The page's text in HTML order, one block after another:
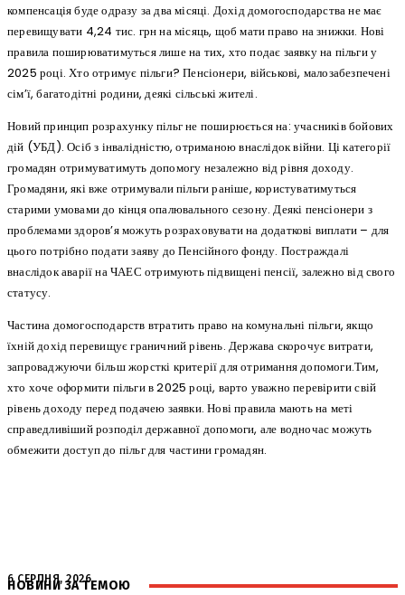
компенсація буде одразу за два місяці. Дохід домогосподарства не має
перевищувати 4,24 тис. грн на місяць, щоб мати право на знижки. Нові
правила поширюватимуться лише на тих, хто подає заявку на пільги у
2025 році. Хто отримує пільги? Пенсіонери, військові, малозабезпечені
сім’ї, багатодітні родини, деякі сільські жителі.
Новий принцип розрахунку пільг не поширюється на: учасників бойових
дій (УБД). Осіб з інвалідністю, отриманою внаслідок війни. Ці категорії
громадян отримуватимуть допомогу незалежно від рівня доходу.
Громадяни, які вже отримували пільги раніше, користуватимуться
старими умовами до кінця опалювального сезону. Деякі пенсіонери з
проблемами здоров’я можуть розраховувати на додаткові виплати – для
цього потрібно подати заяву до Пенсійного фонду. Постраждалі
внаслідок аварії на ЧАЕС отримують підвищені пенсії, залежно від свого
статусу.
Частина домогосподарств втратить право на комунальні пільги, якщо
їхній дохід перевищує граничний рівень. Держава скорочує витрати,
запроваджуючи більш жорсткі критерії для отримання допомоги.Тим,
хто хоче оформити пільги в 2025 році, варто уважно перевірити свій
рівень доходу перед подачею заявки. Нові правила мають на меті
справедливіший розподіл державної допомоги, але водночас можуть
обмежити доступ до пільг для частини громадян.
НОВИНИ ЗА ТЕМОЮ
6 СЕРПНЯ, 2026